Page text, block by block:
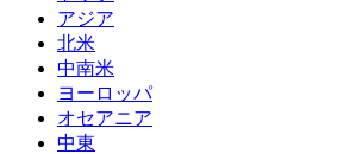
アジア
北米
中南米
ヨーロッパ
オセアニア
中東